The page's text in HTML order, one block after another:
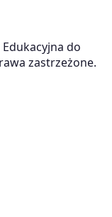
do
zastrzeżone.